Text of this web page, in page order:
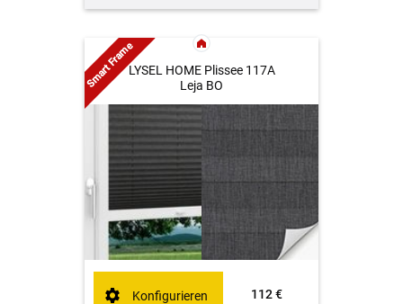
LYSEL HOME Plissee 117A
Leja BO
112 €
Konfigurieren
Smart Frame